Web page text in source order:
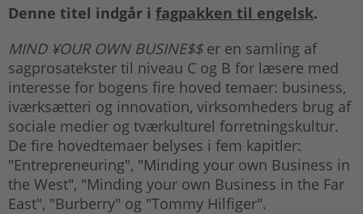
Denne titel indgår i fagpakken til engelsk.
MIND ¥OUR OWN BUSINE$$er en samling af
sagprosatekster til niveau C og B for læsere med
interesse for bogens fire hoved temaer: business,
iværksætteri og innovation, virksomheders brug af
sociale medier og tværkulturel forretningskultur.
De fire hovedtemaer belyses i fem kapitler:
"Entrepreneuring", "Minding your own Business in
the West", "Minding your own Business in the Far
East", "Burberry" og "Tommy Hilfiger".